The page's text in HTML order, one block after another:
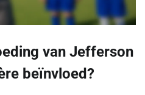
van Jefferson
beïnvloed?